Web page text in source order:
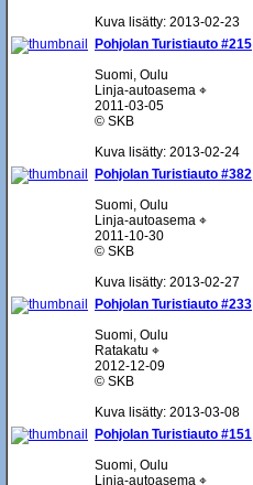
Kuva lisätty: 2013-02-23
Pohjolan Turistiauto #215
Suomi, Oulu
Linja-autoasema ⌖
2011-03-05
© SKB
Kuva lisätty: 2013-02-24
Pohjolan Turistiauto #382
Suomi, Oulu
Linja-autoasema ⌖
2011-10-30
© SKB
Kuva lisätty: 2013-02-27
Pohjolan Turistiauto #233
Suomi, Oulu
Ratakatu ⌖
2012-12-09
© SKB
Kuva lisätty: 2013-03-08
Pohjolan Turistiauto #151
Suomi, Oulu
Linja-autoasema ⌖